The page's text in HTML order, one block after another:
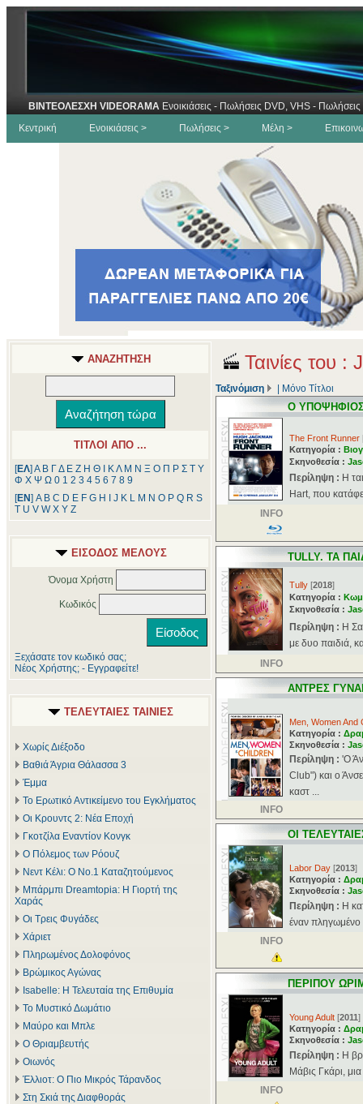
ΒΙΝΤΕΟΛΕΣΧΗ VIDEORAMA Ενοικιάσεις - Πωλήσεις DVD, VHS -
Κεντρική
Ενοικιάσεις > Πωλήσεις > Μέλη >
ΑΝΑΖΗΤΗΣΗ
ΤΙΤΛΟΙ ΑΠΟ ...
[ΕΛ] Α Β ΓΔ Ε Ζ Η Θ ΚΛ Μ Ν Ξ Ο Π Ρ Σ Τ Υ
Φ Χ Ψ Ω 0 1 2 3 4 5 6 7 8 9
[ΕΝ] A B C D E F G H J K L M N O P Q R S
T U V W X Y Z
ΕΙΣΟΔΟΣ ΜΕΛΟΥΣ
Όνομα Χρήστη
Κωδικός
Ξεχάσατε τον κωδικό σας;
Νέος Χρήστης; - Εγγραφείτε!
ΤΕΛΕΥΤΑΙΕΣ ΤΑΙΝΙΕΣ
Χωρίς Διέξοδο
Βαθιά Άγρια Θάλασσα 3
Έμμα
Το Ερωτικό Αντικείμενο του Εγκλήματος
Οι Κρουντς 2: Νέα Εποχή
Γκοτζίλα Εναντίον Κονγκ
Ο Πόλεμος των Ρόουζ
Νεντ Κέλι: Ο Νο.1 Καταζητούμενος
Μπάρμπι Dreamtopia: Η Γιορτή της
Χαράς
Οι Τρεις Φυγάδες
Χάριετ
Πληρωμένος Δολοφόνος
Βρώμικος Αγώνας
Isabelle: Η Τελευταία της Επιθυμία
Το Μυστικό Δωμάτιο
Μαύρο και Μπλε
Ο Θριαμβευτής
Οιωνός
Έλλιοτ: Ο Πιο Μικρός Τάρανδος
Στη Σκιά της Διαφθοράς
Ταινίες του
Ταξινόμιση Μόνο Τίτλοι
Ο
The Front Runner
Κατηγορία :
Σκηνοθεσία :
Περίληψη : Η
Hart, που
INFO
TULLY. ΤΑ
Tully [2018]
Κατηγορία :
Σκηνοθεσία :
Περίληψη : Η
με δυο παιδιά,
INFO
ΑΝΤΡΕΣ
Men, Women And
Κατηγορία :
Σκηνοθεσία :
Περίληψη : 'Ο
Club") και ο
καστ ...
INFO
ΟΙ
Labor Day [2013]
Κατηγορία :
Σκηνοθεσία :
Περίληψη : Η
έναν πληγωμένο
INFO
ΠΕΡΙΠΟΥ
Young Adult [2011]
Κατηγορία :
Σκηνοθεσία :
Περίληψη : Η
Μάβις Γκάρι,
INFO